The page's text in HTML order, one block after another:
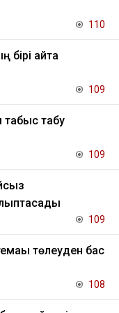
110
бірі қайта
109
табыс табу
109
109
төлеуден бас
108